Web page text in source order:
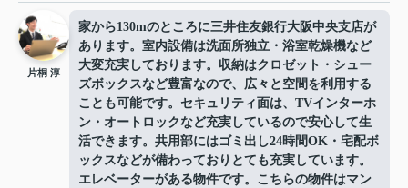
片桐 淳
家から130mのところに三井住友銀行大阪中央支店が
あります。室内設備は洗面所独立・浴室乾燥機など
大変充実しております。収納はクロゼット・シュー
ズボックスなど豊富なので、広々と空間を利用する
ことも可能です。セキュリティ面は、TVインターホ
ン・オートロックなど充実しているので安心して生
活できます。共用部にはゴミ出し24時間OK・宅配ボ
ックスなどが備わっておりとても充実しています。
エレベーターがある物件です。こちらの物件はマン